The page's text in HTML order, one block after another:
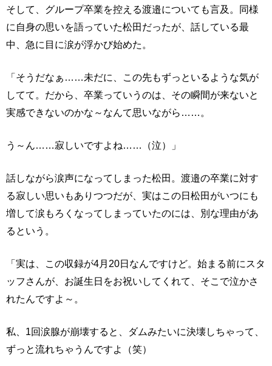
そして、グループ卒業を控える渡邉についても言及。同様
に自身の思いを語っていた松田だったが、話している最
中、急に目に涙が浮かび始めた。
「そうだなぁ……未だに、この先もずっといるような気が
してて。だから、卒業っていうのは、その瞬間が来ないと
実感できないのかな～なんて思いながら……。
う～ん……寂しいですよね……（泣）」
話しながら涙声になってしまった松田。渡邉の卒業に対す
る寂しい思いもありつつだが、実はこの日松田がいつにも
増して涙もろくなってしまっていたのには、別な理由があ
るという。
「実は、この収録が4月20日なんですけど。始まる前にスタ
ッフさんが、お誕生日をお祝いしてくれて、そこで泣かさ
れたんですよ～。
私、1回涙腺が崩壊すると、ダムみたいに決壊しちゃって、
ずっと流れちゃうんですよ（笑）